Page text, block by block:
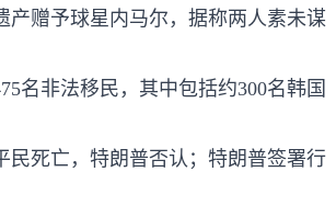
产赠予球星内马尔，据称两人素未谋
名非法移民，其中包括约300名韩国
民死亡，特朗普否认；特朗普签署行